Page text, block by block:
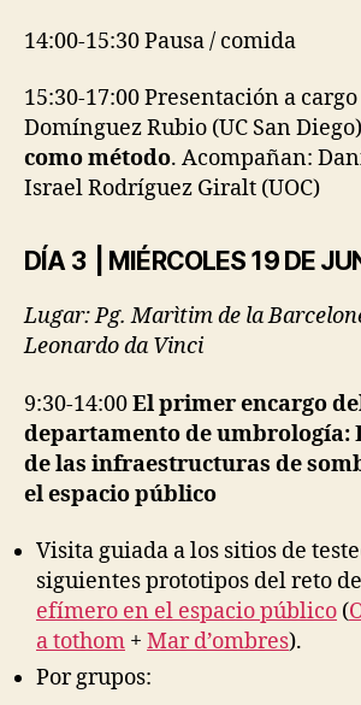
14:00-15:30 Pausa / comida
15:30-17:00 Presentación a
Domínguez Rubio (UC San
como método. Acompañan:
Israel Rodríguez Giralt (UOC)
DÍA 3 | MIÉRCOLES 19 DE
Lugar: Pg. Marìtim de la
Leonardo da Vinci
9:30-14:00El primer encargo
departamento de umbrología:
de las infraestructuras de
el espacio público
Visita guiada a los sitios de
siguientes prototipos del reto de
efímero en el espacio público (
a tothom + Mar d’ombres).
Por grupos: